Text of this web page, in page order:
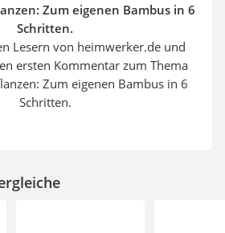
Zum eigenen Bambus in 6
Schritten.
Lesern von heimwerker.de und
ersten Kommentar zum Thema
Zum eigenen Bambus in 6
Schritten.